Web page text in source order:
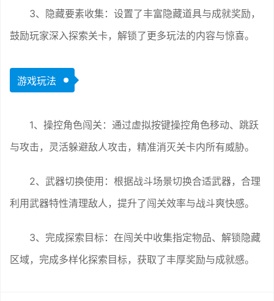
3、隐藏要素收集：设置了丰富隐藏道具与成就奖励，
鼓励玩家深入探索关卡，解锁了更多玩法的内容与惊喜。
游戏玩法
1、操控角色闯关：通过虚拟按键操控角色移动、跳跃
与攻击，灵活躲避敌人攻击，精准消灭关卡内所有威胁。
2、武器切换使用：根据战斗场景切换合适武器，合理
利用武器特性清理敌人，提升了闯关效率与战斗爽快感。
3、完成探索目标：在闯关中收集指定物品、解锁隐藏
区域，完成多样化探索目标，获取了丰厚奖励与成就感。